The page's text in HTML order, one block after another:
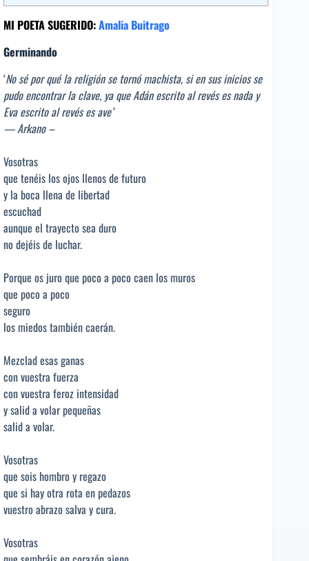
MI POETA SUGERIDO:Amalia Buitrago
Germinando
‘No sé por qué la religión se tornó machista, si en sus inicios se
pudo encontrar la clave, ya que Adán escrito al revés es nada y
Eva escrito al revés es ave’
— Arkano –
Vosotras
que tenéis los ojos llenos de futuro
y la boca llena de libertad
escuchad
aunque el trayecto sea duro
no dejéis de luchar.
Porque os juro que poco a poco caen los muros
que poco a poco
seguro
los miedos también caerán.
Mezclad esas ganas
con vuestra fuerza
con vuestra feroz intensidad
y salid a volar pequeñas
salid a volar.
Vosotras
que sois hombro y regazo
que si hay otra rota en pedazos
vuestro abrazo salva y cura.
Vosotras